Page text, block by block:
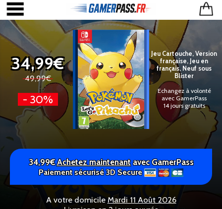
34,99€
49,99€
- 30%
Jeu Cartouche, Version
française, Jeu en
français, Neuf sous
Blister
Echangez à volonté
avec GamerPass
14 jours gratuits
34,99€Achetez maintenantavec GamerPass
Paiement sécurisé 3D Secure
A votre domicile Mardi 11 Août 2026